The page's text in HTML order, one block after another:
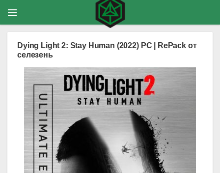
Dying Light 2: Stay Human (2022) PC | RePack от
селезень